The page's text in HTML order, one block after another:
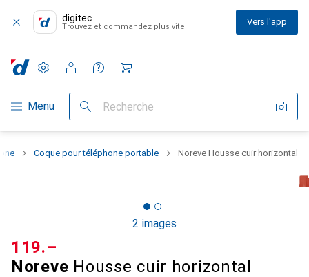
digitec
Trouvez et commandez plus vite Vers l'app
Navigation par catégorie
Menu Recherche
Paramètres
Compte client
Listes de comparaison
Listes d'envies
Panier
Coque pour téléphone portable Noreve Housse cuir horizontal
2 images
Noreve Housse cuir horizontal
CHF
119.–